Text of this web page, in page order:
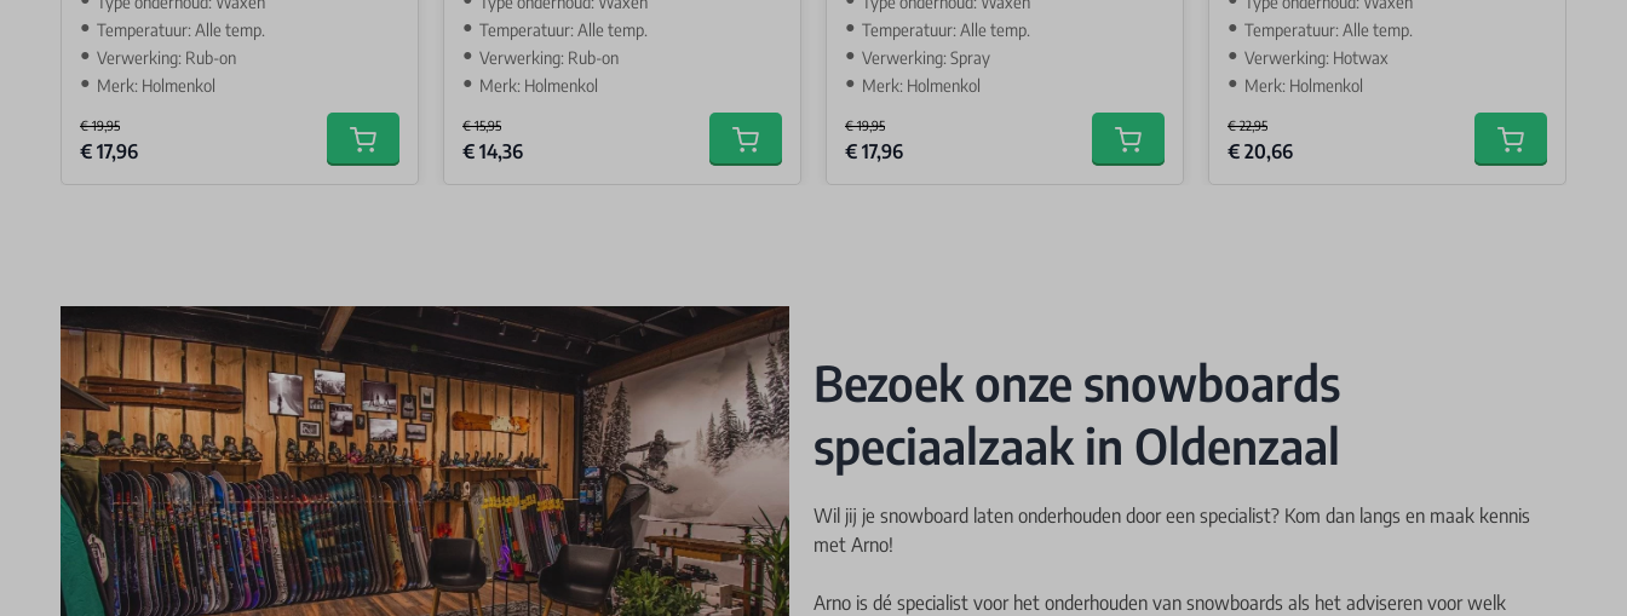
Temperatuur: Alle temp.
Verwerking: Rub-on
Merk: Holmenkol
€ 19,95
Special Price
€ 17,96 Add to cart
Temperatuur: Alle temp.
Verwerking: Rub-on
Merk: Holmenkol
€ 15,95
Special Price
€ 14,36 Add to cart
Temperatuur: Alle temp.
Verwerking: Spray
Merk: Holmenkol
€ 19,95
Special Price
€ 17,96 Add to cart
Temperatuur: Alle temp.
Verwerking: Hotwax
Merk: Holmenkol
€ 22,95
Special Price
€ 20,66 Add to cart
Bezoek onze snowboards
speciaalzaak in Oldenzaal
Wil jij je snowboard laten onderhouden door een specialist? Kom dan langs en maak kennis
met Arno!
Arno is dé specialist voor het onderhouden van snowboards als het adviseren voor welk